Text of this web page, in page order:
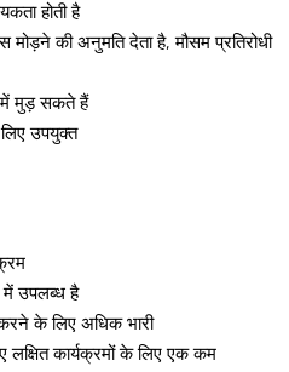
होती है
मोड़ने की अनुमति देता है, मौसम प्रतिरोधी
में मुड़ सकते हैं
लिए उपयुक्त
में उपलब्ध है
के लिए अधिक भारी
लक्षित कार्यक्रमों के लिए एक कम